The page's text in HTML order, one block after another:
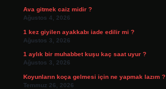
Ava gitmek caiz midir ?
Ağustos 4, 2026
1 kez giyilen ayakkabı iade edilir mi ?
Ağustos 3, 2026
1 aylık bir muhabbet kuşu kaç saat uyur ?
Ağustos 3, 2026
Koyunların koça gelmesi için ne yapmak lazım ?
Temmuz 26, 2026